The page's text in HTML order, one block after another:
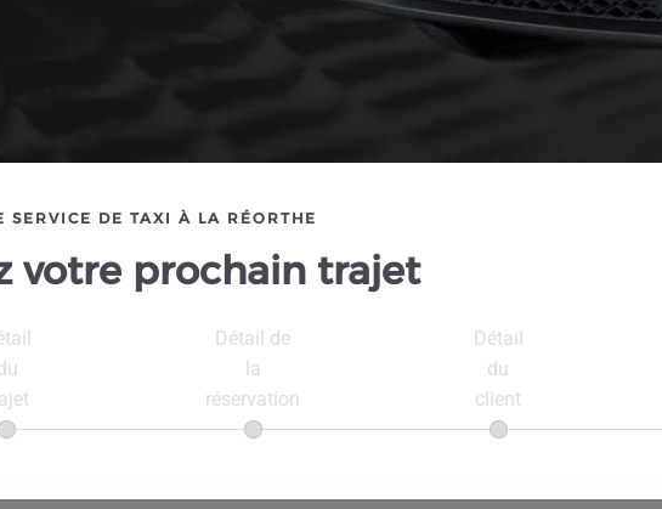
SERVICE DE TAXI À LA RÉORTHE
votre prochain trajet
Détail de
la
réservation
Détail
du
client